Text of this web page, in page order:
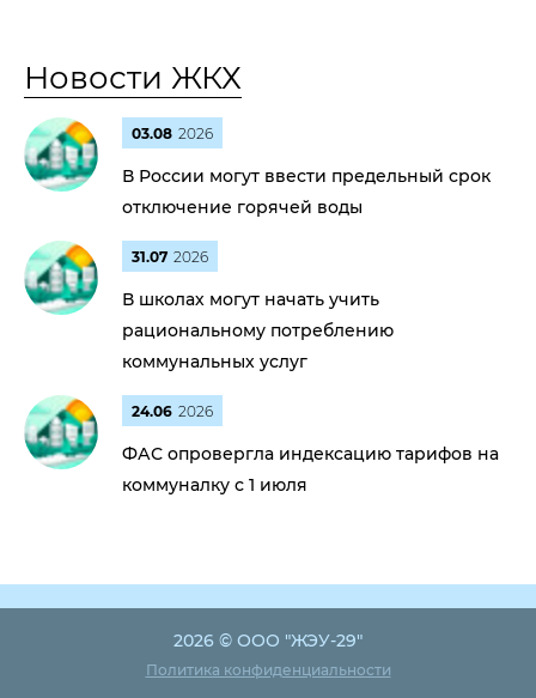
Новости ЖКХ
03.08 2026
В России могут ввести предельный срок
отключение горячей воды
31.07 2026
В школах могут начать учить
рациональному потреблению
коммунальных услуг
24.06 2026
ФАС опровергла индексацию тарифов на
коммуналку с 1 июля
2026 © ООО "ЖЭУ-29"
Политика конфиденциальности